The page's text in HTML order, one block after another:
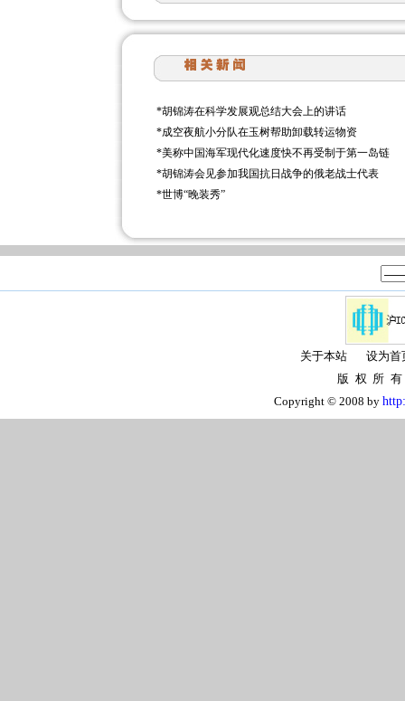
*胡锦涛在科学发展观总结大会上的讲话
*成空夜航小分队在玉树帮助卸载转运物资
*美称中国海军现代化速度快不再受制于第一岛链
*胡锦涛会见参加我国抗日战争的俄老战士代表
*世博“晚装秀”